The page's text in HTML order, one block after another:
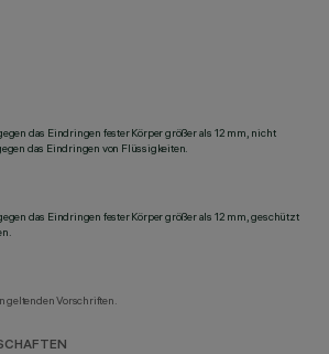
das Eindringen fester Körper größer als 12 mm, nicht
das Eindringen von Flüssigkeiten.
das Eindringen fester Körper größer als 12 mm, geschützt
geltenden Vorschriften.